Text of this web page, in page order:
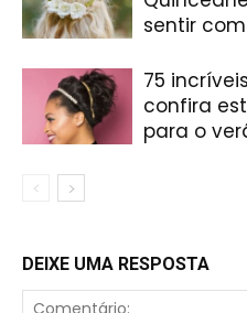
sentir
75
confira
para o
DEIXE UMA RESPOSTA